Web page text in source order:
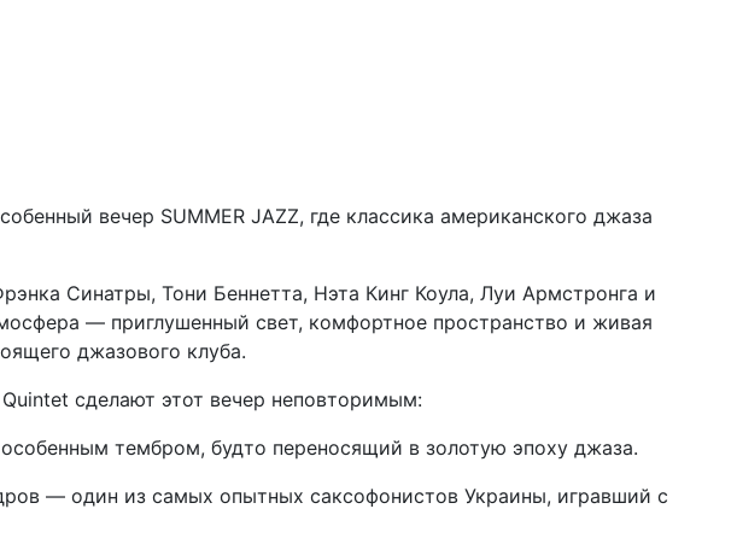
вечер SUMMER JAZZ, где классика американского джаза
Синатры, Тони Беннетта, Нэта Кинг Коула, Луи Армстронга и
— приглушенный свет, комфортное пространство и живая
джазового клуба.
сделают этот вечер неповторимым:
тембром, будто переносящий в золотую эпоху джаза.
— один из самых опытных саксофонистов Украины, игравший с